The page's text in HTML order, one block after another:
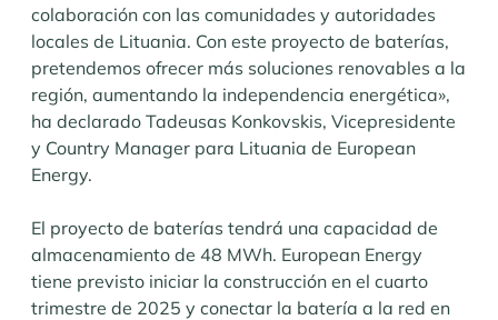
colaboración con las comunidades y autoridades
locales de Lituania. Con este proyecto de baterías,
pretendemos ofrecer más soluciones renovables a la
región, aumentando la independencia energética»,
ha declarado Tadeusas Konkovskis, Vicepresidente
y Country Manager para Lituania de European
Energy.
El proyecto de baterías tendrá una capacidad de
almacenamiento de 48 MWh. European Energy
tiene previsto iniciar la construcción en el cuarto
trimestre de 2025 y conectar la batería a la red en